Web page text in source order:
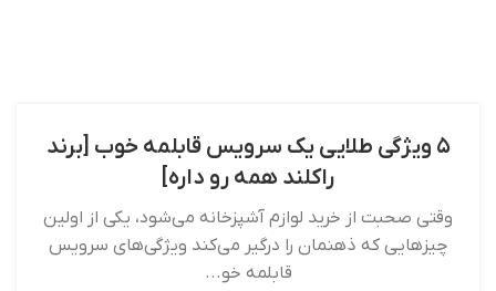
۵ ویژگی طلایی یک سرویس قابلمه خوب [برند
راکلند همه رو داره]
وقتی صحبت از خرید لوازم آشپزخانه می‌شود، یکی از اولین
چیزهایی که ذهنمان را درگیر می‌کند ویژگی‌های سرویس
قابلمه خو...